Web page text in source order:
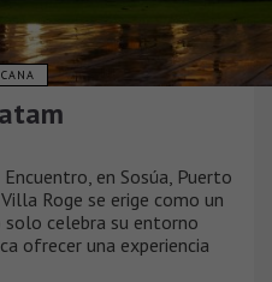
en Sosúa, Puerto
Roge se erige como un
celebra su entorno
ofrecer una experiencia